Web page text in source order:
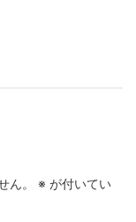
ん。 ※ が付いてい